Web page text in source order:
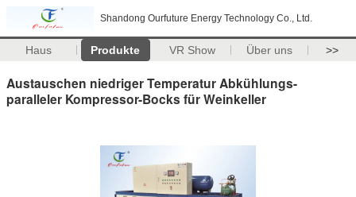
Shandong Ourfuture Energy Technology Co., Ltd.
Haus Produkte VR Show Über uns >>
Austauschen niedriger Temperatur Abkühlungs-
paralleler Kompressor-Bocks für Weinkeller